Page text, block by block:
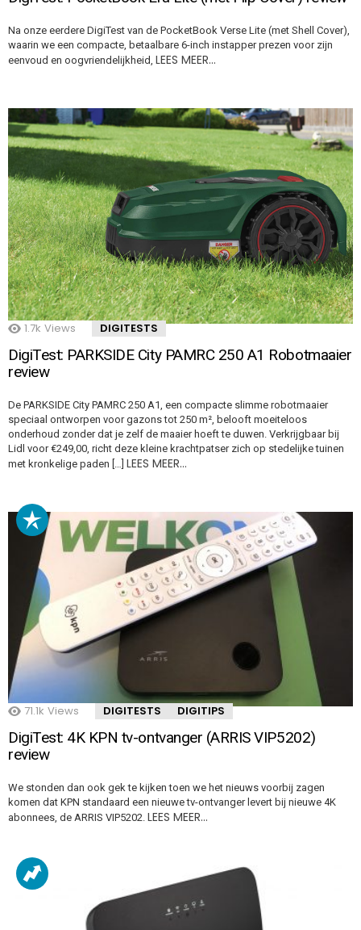
Na onze eerdere DigiTest van de PocketBook Verse Lite (met Shell Cover),
waarin we een compacte, betaalbare 6-inch instapper prezen voor zijn
eenvoud en oogvriendelijkheid, LEES MEER…
1.7k Views DIGITESTS
DigiTest: PARKSIDE City PAMRC 250 A1 Robotmaaier
review
De PARKSIDE City PAMRC 250 A1, een compacte slimme robotmaaier
speciaal ontworpen voor gazons tot 250 m², belooft moeiteloos
onderhoud zonder dat je zelf de maaier hoeft te duwen. Verkrijgbaar bij
Lidl voor €249,00, richt deze kleine krachtpatser zich op stedelijke tuinen
met kronkelige paden […] LEES MEER…
71.1k Views DIGITESTS DIGITIPS
DigiTest: 4K KPN tv-ontvanger (ARRIS VIP5202)
review
We stonden dan ook gek te kijken toen we het nieuws voorbij zagen
komen dat KPN standaard een nieuwe tv-ontvanger levert bij nieuwe 4K
abonnees, de ARRIS VIP5202. LEES MEER…